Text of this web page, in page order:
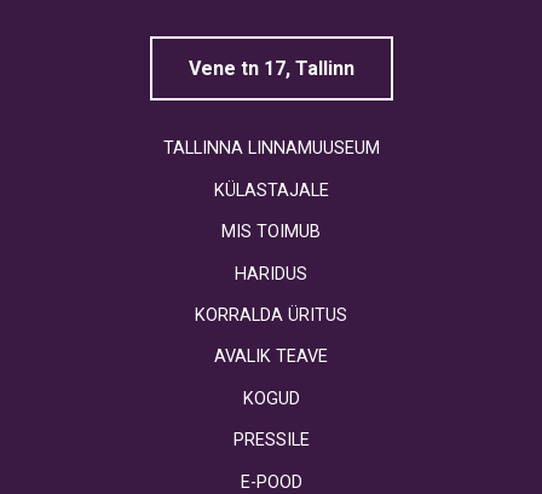
Vene tn 17, Tallinn
TALLINNA LINNAMUUSEUM
KÜLASTAJALE
MIS TOIMUB
HARIDUS
KORRALDA ÜRITUS
AVALIK TEAVE
KOGUD
PRESSILE
E-POOD